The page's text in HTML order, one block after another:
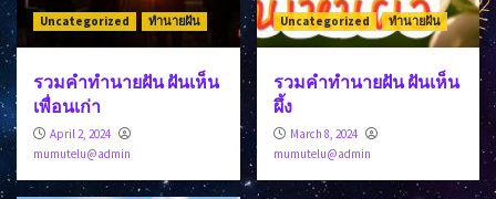
Uncategorized ทำนายฝัน
รวมคำทำนายฝัน ฝันเห็น
เพื่อนเก่า
April 2, 2024
mumutelu@admin
Uncategorized ทำนายฝัน
รวมคำทำนายฝัน ฝันเห็น
ผึ้ง
March 8, 2024
mumutelu@admin